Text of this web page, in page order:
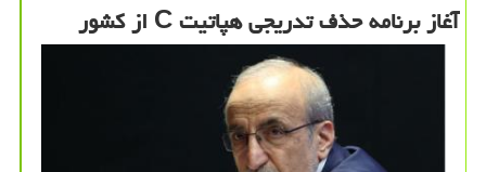
آغاز برنامه حذف تدریجی هپاتیت C از كشور